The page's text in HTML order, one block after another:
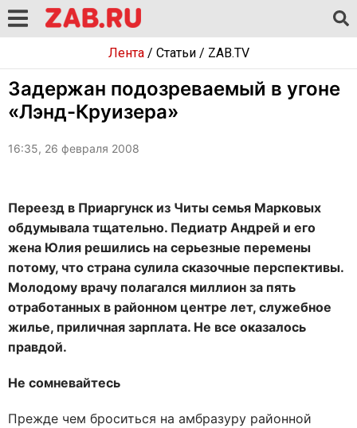
Лента/ Статьи/ ZAB.TV
Задержан подозреваемый в угоне
«Лэнд-Круизера»
16:35, 26 февраля 2008
Переезд в Приаргунск из Читы семья Марковых
обдумывала тщательно. Педиатр Андрей и его
жена Юлия решились на серьезные перемены
потому, что страна сулила сказочные перспективы.
Молодому врачу полагался миллион за пять
отработанных в районном центре лет, служебное
жилье, приличная зарплата. Не все оказалось
правдой.
Не сомневайтесь
Прежде чем броситься на амбразуру районной